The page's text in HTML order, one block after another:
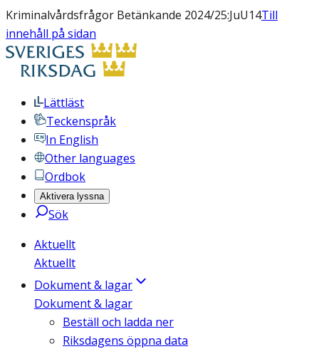
Kriminalvårdsfrågor Betänkande 2024/25:JuU14Till
innehåll på sidan
Lättläst
Teckenspråk
In English
Other languages
Ordbok
Aktivera lyssna
Sök
Aktuellt
Aktuellt
Dokument & lagar
Dokument & lagar
Beställ och ladda ner
Riksdagens öppna data